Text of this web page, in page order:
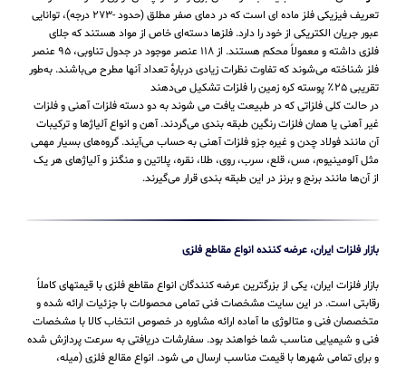
تعریف فیزیکی فلز ماده ای است که در دمای صفر مطلق (حدود -۲۷۳ درجه)، توانایی
عبور جریان الکتریکی از خود را دارد. فلزها دسته‌ای خاص از مواد هستند که جلای
فلزی داشته و معمولاً محکم هستند. از ۱۱۸ عنصر موجود در جدول تناوبی، ۹۵ عنصر
فلز شناخته می‌شوند که تفاوت نظرات زیادی دربارهٔ تعداد آنها مطرح می‌باشند. به‌طور
تقریبی ۲۵٪ پوسته کره زمین را فلزات تشکیل می‌دهند
در حالت کلی فلزاتی که در طبیعت یافت می شوند به دو دسته فلزات آهنی و فلزات
غیر آهنی یا همان فلزات رنگین طبقه بندی می‌گردند. آهن و انواع آلیاژها و ترکیبات
آن مانند فولاد چدن و غیره جزو فلزات آهنی به حساب می‌‌آیند. گروه‌های بسیار مهمی
مثل آلومینیوم، مس، قلع، سرب، روی، طلا، نقره، پلاتین و منگنز و آلیاژهای هر یک
از آن‌ها مانند برنج و برنز در این طبقه‌ بندی قرار می‌‌گیرند.
بازار فلزات ایران، عرضه کننده انواع مقاطع فلزی
بازار فلزات ایران، یکی از بزرگترین عرضه کنندگان انواع مقاطع فلزی با قیمتهای کاملاً
رقابتی است. در این سایت مشخصات فنی تمامی محصولات با جزئیات ارائه شده و
متخصصان فنی و متالوژی ما آماده ارائه مشاوره در خصوص انتخاب کالا با مشخصات
فنی و شیمیایی مناسب شما خواهند بود. سفارشات دریافتی به سرعت پردازش شده
و برای تمامی شهرها با قیمت مناسب ارسال می شود. انواع مقالع فلزی (میله،